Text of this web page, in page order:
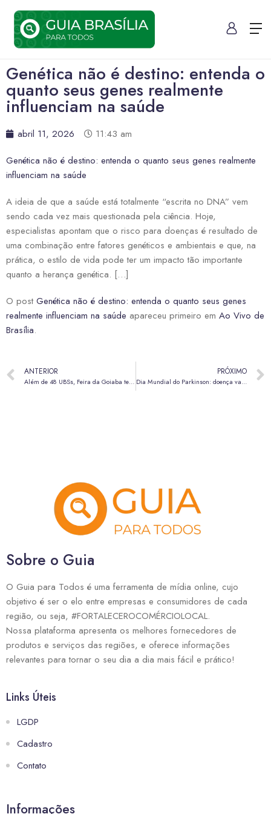
Genética não é destino: entenda o
quanto seus genes realmente
influenciam na saúde
abril 11, 2026
11:43 am
Genética não é destino: entenda o quanto seus genes realmente
influenciam na saúde
A ideia de que a saúde está totalmente “escrita no DNA” vem
sendo cada vez mais questionada pela ciência. Hoje,
especialistas apontam que o risco para doenças é resultado de
uma combinação entre fatores genéticos e ambientais e que, na
prática, o estilo de vida pode ter um impacto tão importante
quanto a herança genética. […]
O post Genética não é destino: entenda o quanto seus genes
realmente influenciam na saúde apareceu primeiro em Ao Vivo de
Brasília.
ANTERIOR
Além de 48 UBSs, Feira da Goiaba terá vacinação neste sábado (11); Carro da Vacina estará no Itapoã
PRÓXIMO
Dia Mundial do Parkinson: doença vai além dos tremores; veja outros sintomas comuns
Sobre o Guia
O Guia para Todos é uma ferramenta de mídia online, cujo
objetivo é ser o elo entre empresas e consumidores de cada
região, ou seja, #FORTALECEROCOMÉRCIOLOCAL.
Nossa plataforma apresenta os melhores fornecedores de
produtos e serviços das regiões, e oferece informações
relevantes para tornar o seu dia a dia mais fácil e prático!
Links Úteis
LGDP
Cadastro
Contato
Informações